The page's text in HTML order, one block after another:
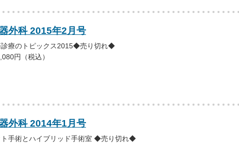
外科 2015年2月号
診療のトピックス2015◆売り切れ◆
円（税込）
外科 2014年1月号
ト手術とハイブリッド手術室 ◆売り切れ◆